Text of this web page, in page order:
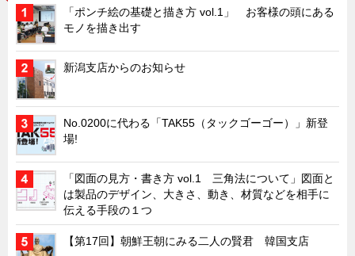
キャビネット工業会規格「CA300」集中講義
ズバッとお悩み解決 テクニカル Q and A
瀧源点回帰
光る技術！未来へのモノづくり
ビジサスニュース
ECOLOGY NEWS SCRAMBLE
わが街わが支店
支店所在地（歴史探訪）
ニッポン再発見
「ポンチ絵の基礎と描き方 vol.1」 お客様の頭にある
モノを描き出す
新潟支店からのお知らせ
No.0200に代わる「TAK55（タックゴーゴー）」新登
場!
「図面の見方・書き方 vol.1 三角法について」図面と
は製品のデザイン、大きさ、動き、材質などを相手に
伝える手段の１つ
【第17回】朝鮮王朝にみる二人の賢君 韓国支店